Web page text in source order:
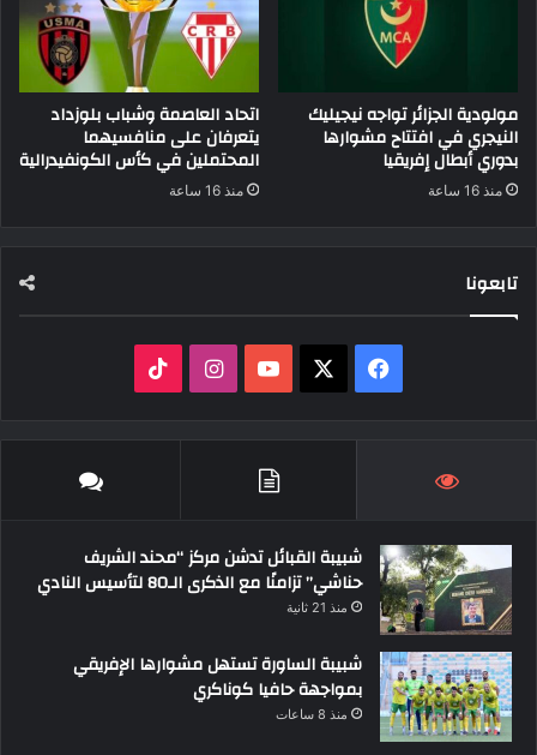
مولودية الجزائر تواجه نيجيليك
النيجري في افتتاح مشوارها
بدوري أبطال إفريقيا
منذ 16 ساعة
اتحاد العاصمة وشباب بلوزداد
يتعرفان على منافسيهما
المحتملين في كأس الكونفيدرالية
منذ 16 ساعة
تابعونا
فيسبوك ‫YouTubeانستقرام
شبيبة القبائل تدشن مركز “محند الشريف
حناشي” تزامنًا مع الذكرى الـ80 لتأسيس النادي
منذ 21 ثانية
شبيبة الساورة تستهل مشوارها الإفريقي
بمواجهة حافيا كوناكري
منذ 8 ساعات